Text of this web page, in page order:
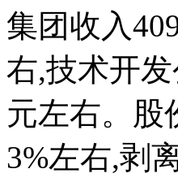
集团收入
右,技术开
元左右。股
3%左右,剥